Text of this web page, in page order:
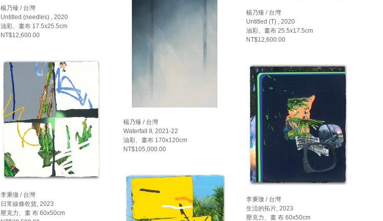
楊乃臻 / 台灣
Untitled (needles) , 2020
油彩、畫布 17.5x25.5cm
NT$12,600.00
李秉璈 / 台灣
日常線條乾貨, 2023
壓克力、畫 布 60x50cm
楊乃臻 / 台灣
Waterfall II, 2021-22
油彩、畫布 170x120cm
NT$105,000.00
楊乃臻 / 台灣
Untitled (T) , 2020
油彩、畫布 25.5x17.5cm
NT$12,600.00
李秉璈 / 台灣
生活的拓片, 2023
壓克力、畫 布 60x50cm